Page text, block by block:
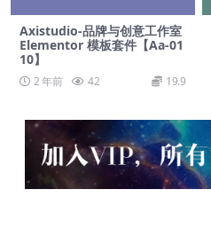
Axistudio-品牌与创意工作室
Elementor 模板套件【Aa-01
10】
2 年前 42 19.9